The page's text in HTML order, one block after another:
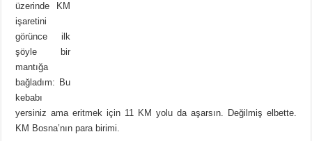
üzerinde KM
işaretini
görünce ilk
şöyle bir
mantığa
bağladım: Bu
kebabı
yersiniz ama eritmek için 11 KM yolu da aşarsın. Değilmiş elbette.
KM Bosna’nın para birimi.